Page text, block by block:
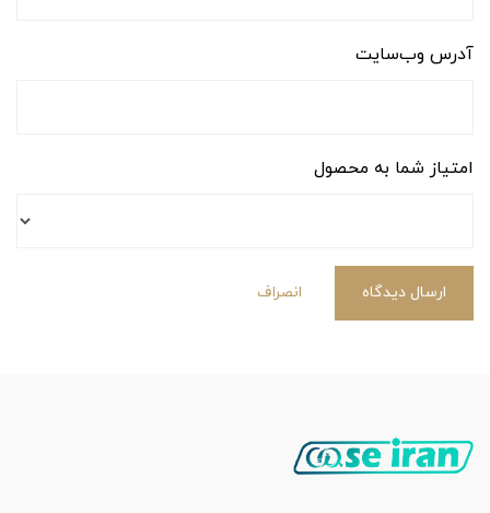
آدرس وب‌سایت
امتیاز شما به محصول
ارسال دیدگاه انصراف